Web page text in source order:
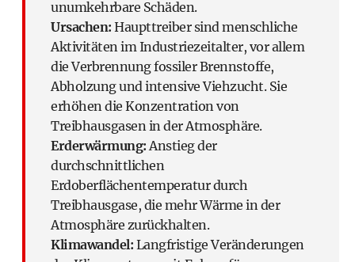
unumkehrbare Schäden.
Ursachen: Haupttreiber sind menschliche
Aktivitäten im Industriezeitalter, vor allem
die Verbrennung fossiler Brennstoffe,
Abholzung und intensive Viehzucht. Sie
erhöhen die Konzentration von
Treibhausgasen in der Atmosphäre.
Erderwärmung:Anstieg der
durchschnittlichen
Erdoberflächentemperatur durch
Treibhausgase, die mehr Wärme in der
Atmosphäre zurückhalten.
Klimawandel: Langfristige Veränderungen